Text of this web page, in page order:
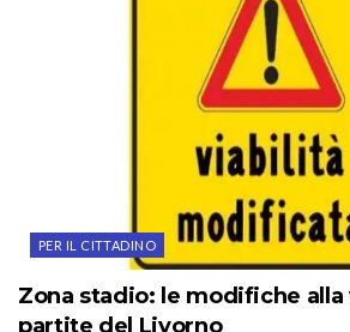
PER IL CITTADINO
Zona stadio: le modifiche
partite del Livorno